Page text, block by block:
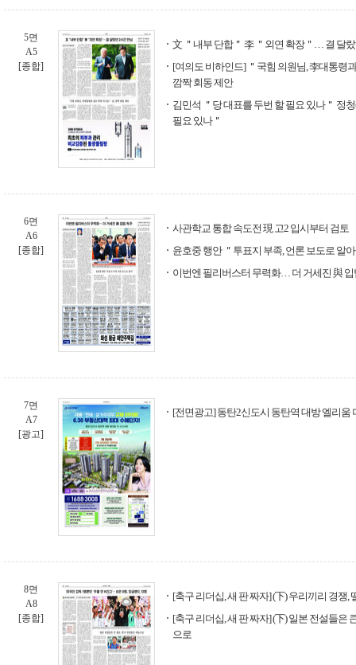
5면
A5
[종합]
文 ＂내부 단합＂ 李 ＂외연 확장＂… 결 달
[여의도 비하인드] ＂국힘 의원님, 李대통령
깜짝 회동 제안
김민석 ＂당 대표를 두번 할 필요 있나＂ 정
필요 있나＂
6면
A6
[종합]
사관학교 통합 속도전 現 고2 입시부터 검토
윤호중 행안 ＂투표지 부족, 언론 보도로 알
이번엔 필리버스터 무력화… 더 거세진 與 입
7면
A7
[광고]
[전면광고] 동탄2신도시 동탄역 대방 엘리움
8면
A8
[종합]
[축구 리더십, 새 판 짜자] (下) 우리끼리 경쟁,
[축구 리더십, 새 판 짜자] (下) 일본 전설들은
으로